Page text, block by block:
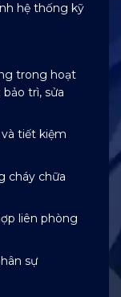
hệ thống kỹ
trong hoạt
trì, sửa
tiết kiệm
cháy chữa
liên phòng
sự